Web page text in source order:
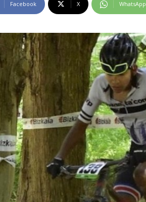
Facebook X WhatsApp